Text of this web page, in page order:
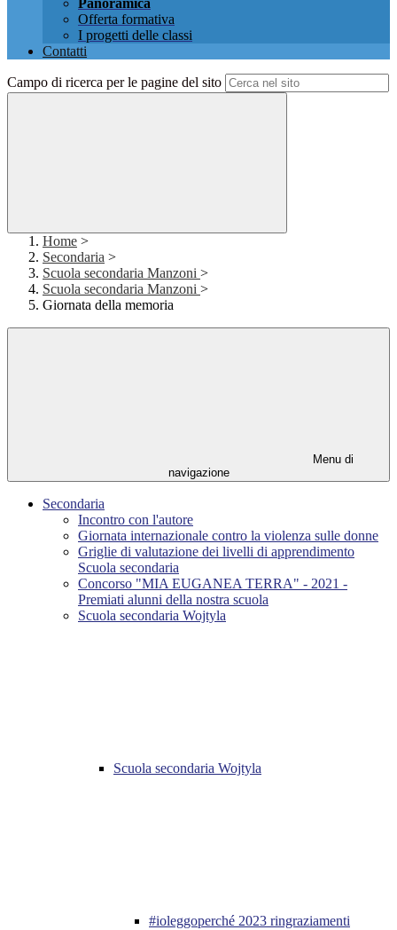
Panoramica
Offerta formativa
I progetti delle classi
Contatti
Campo di ricerca per le pagine del sito
Home >
Secondaria >
Scuola secondaria Manzoni >
Scuola secondaria Manzoni >
Giornata della memoria
Menu di
navigazione
Secondaria
Incontro con l'autore
Giornata internazionale contro la violenza sulle donne
Griglie di valutazione dei livelli di apprendimento
Scuola secondaria
Concorso "MIA EUGANEA TERRA" - 2021 -
Premiati alunni della nostra scuola
Scuola secondaria Wojtyla
Scuola secondaria Wojtyla
#ioleggoperché 2023 ringraziamenti